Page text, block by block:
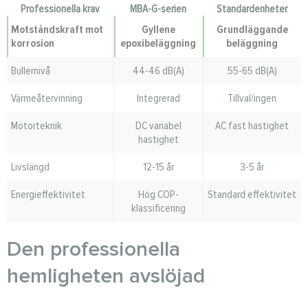
Professionella krav MBA-G-serien
Standardenheter
Motståndskraft mot
korrosion
Gyllene
epoxibeläggning
Grundläggande
beläggning
Bullernivå
44-46 dB(A)
55-65 dB(A)
Värmeåtervinning
Integrerad
Tillval/ingen
Motorteknik
DC variabel
hastighet
AC fast hastighet
Livslängd 12-15 år
3-5 år
Energieffektivitet
Hög COP-
klassificering
Standard effektivitet
Den professionella
hemligheten avslöjad